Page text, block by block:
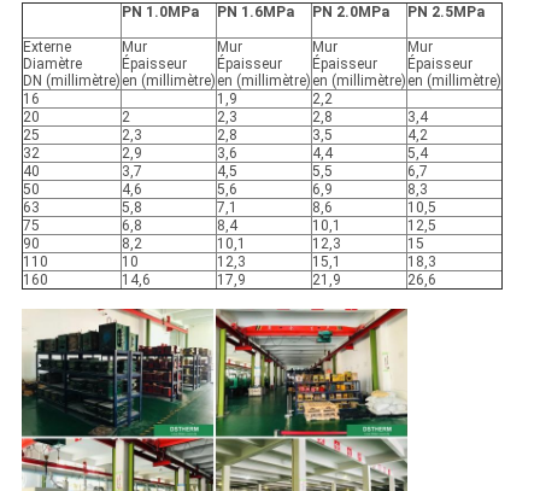
PN 1.0MPa PN 1.6MPa PN 2.0MPa PN 2.5MPa
Externe
Diamètre
DN (millimètre)
Mur
Épaisseur
en (millimètre)
Mur
Épaisseur
en (millimètre)
Mur
Épaisseur
en (millimètre)
Mur
Épaisseur
en (millimètre)
16
1,9
2,2
20
2 2,3 2,8
3,4
25
2,3 2,8 3,5
4,2
32
2,9 3,6 4,4
5,4
40
3,7 4,5 5,5
6,7
50
4,6 5,6 6,9
8,3
63
5,8 7,1 8,6
10,5
75
6,8 8,4 10,1
12,5
90
8,2 10,1 12,3
15
110
10 12,3 15,1
18,3
160
14,6 17,9 21,9 26,6